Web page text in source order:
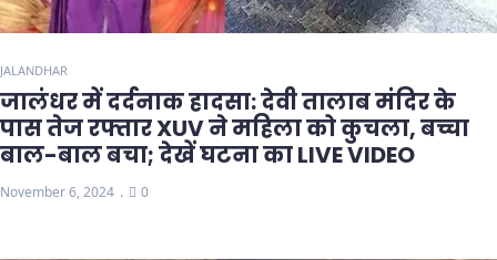
JALANDHAR
जालंधर में दर्दनाक हादसा: देवी तालाब मंदिर के
पास तेज रफ्तार XUV ने महिला को कुचला, बच्चा
बाल-बाल बचा; देखें घटना का LIVE VIDEO
November 6, 2024 0